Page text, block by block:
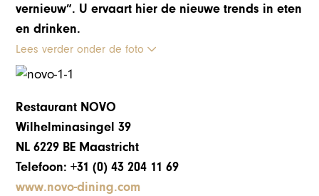
vernieuw”. U ervaart hier de nieuwe trends in eten
en drinken.
Lees verder onder de foto
Restaurant NOVO
Wilhelminasingel 39
NL 6229 BE Maastricht
Telefoon: +31 (0) 43 204 11 69
www.novo-dining.com